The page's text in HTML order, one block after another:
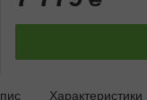
Характеристики